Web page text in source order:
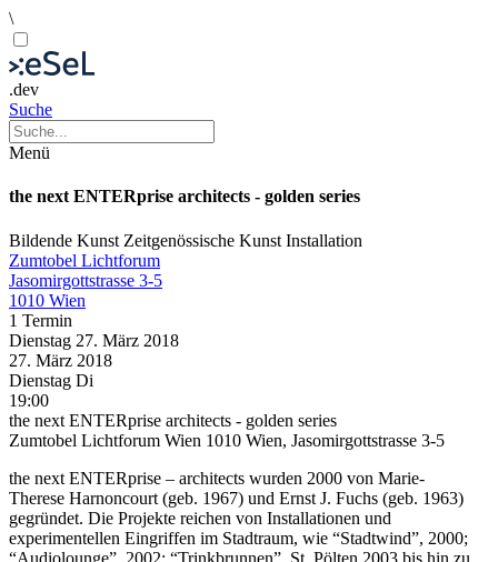
\
.dev
Suche
Menü
the next ENTERprise architects - golden series
Bildende Kunst Zeitgenössische Kunst Installation
Zumtobel Lichtforum
Jasomirgottstrasse 3-5
1010 Wien
1 Termin
Dienstag 27. März 2018
27. März 2018
Dienstag Di
19:00
the next ENTERprise architects - golden series
Zumtobel Lichtforum Wien 1010 Wien, Jasomirgottstrasse 3-5
the next ENTERprise – architects wurden 2000 von Marie-
Therese Harnoncourt (geb. 1967) und Ernst J. Fuchs (geb. 1963)
gegründet. Die Projekte reichen von Installationen und
experimentellen Eingriffen im Stadtraum, wie “Stadtwind”, 2000;
“Audiolounge”, 2002; “Trinkbrunnen”, St. Pölten 2003 bis hin zu